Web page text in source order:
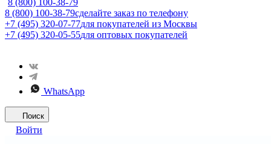
8 (800) 100-38-79
8 (800) 100-38-79сделайте заказ по телефону
+7 (495) 320-07-77для покупателей из Москвы
+7 (495) 320-05-55для оптовых покупателей
WhatsApp
Поиск
Войти